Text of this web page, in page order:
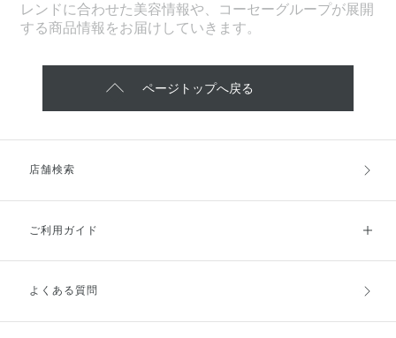
レンドに合わせた美容情報や、コーセーグループが展開
する商品情報をお届けしていきます。
ページトップへ戻る
店舗検索
ご利用ガイド
ご利用ガイドトップ
よくある質問